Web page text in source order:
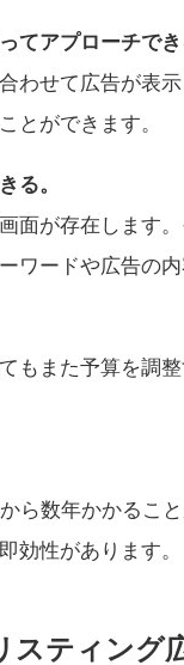
てアプローチでき
わせて広告が表
とができます。
る。
面が存在します
ワードや広告の
もまた予算を調
ら数年かかるこ
効性があります。
スティング